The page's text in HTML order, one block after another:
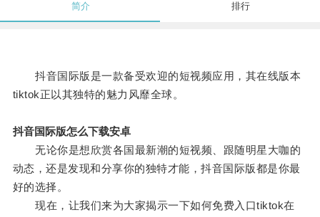
简介 排行
抖音国际版是一款备受欢迎的短视频应用，其在线版本
tiktok正以其独特的魅力风靡全球。
抖音国际版怎么下载安卓
无论你是想欣赏各国最新潮的短视频、跟随明星大咖的
动态，还是发现和分享你的独特才能，抖音国际版都是你最
好的选择。
现在，让我们来为大家揭示一下如何免费入口tiktok在